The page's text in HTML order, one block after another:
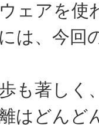
ェアを使
は、今回
も著しく
はどんど